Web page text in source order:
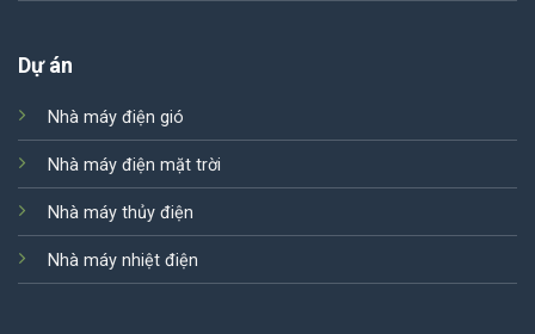
Dự án
Nhà máy điện gió
Nhà máy điện mặt trời
Nhà máy thủy điện
Nhà máy nhiệt điện